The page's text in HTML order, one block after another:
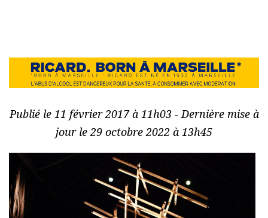
Publié le 11 février 2017 à 11h03 - Dernière mise à
jour le 29 octobre 2022 à 13h45